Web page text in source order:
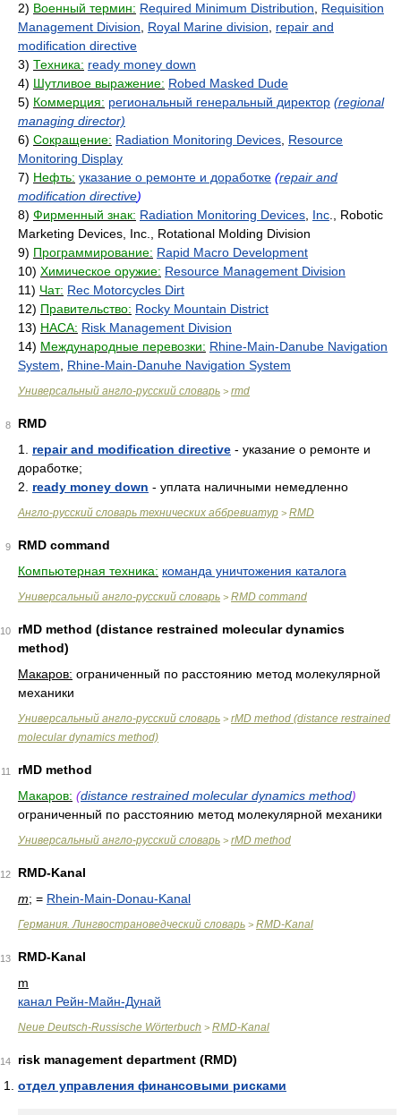
2) Военный термин: Required Minimum Distribution
Requisition
Management Division
Royal Marine division
repair and
modification directive
3) Техника: ready money down
4) Шутливое выражение: Robed Masked Dude
5) Коммерция: региональный генеральный директор (regional
managing director)
6) Сокращение: Radiation Monitoring Devices Resource
Monitoring Display
7) Нефть: указание о ремонте и доработке (repair and
modification directive)
8) Фирменный знак: Radiation Monitoring Devices Inc ., Robotic
Marketing Devices, Inc., Rotational Molding Division
9) Программирование: Rapid Macro Development
10) Химическое оружие: Resource Management Division
11) Чат: Rec Motorcycles Dirt
12) Правительство: Rocky Mountain District
13) НАСА: Risk Management Division
14) Международные перевозки: Rhine-Main-Danube Navigation
System
Rhine-Main-Danuhe Navigation System
Универсальный англо-русский словарь > rmd
8
RMD
1. repair and modification directive - указание о ремонте и
доработке;
2. ready money down - уплата наличными немедленно
Англо-русский словарь технических аббревиатур > RMD
9
RMD command
Компьютерная техника: команда уничтожения каталога
Универсальный англо-русский словарь > RMD command
10
rMD method (distance restrained molecular dynamics
method)
Макаров: ограниченный по расстоянию метод молекулярной
механики
Универсальный англо-русский словарь > rMD method (distance restrained
molecular dynamics method)
11
rMD method
Макаров: (distance restrained molecular dynamics method)
ограниченный по расстоянию метод молекулярной механики
Универсальный англо-русский словарь > rMD method
12
RMD-Kanal
m; = Rhein-Main-Donau-Kanal
Германия. Лингвострановедческий словарь > RMD-Kanal
13
RMD-Kanal
m
канал Рейн-Майн-Дунай
Neue Deutsch-Russische Wörterbuch > RMD-Kanal
14
risk management department (RMD)
отдел управления финансовыми рисками